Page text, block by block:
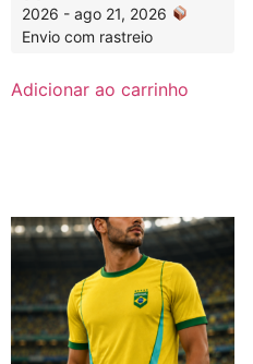
2026 - ago 21, 2026
Envio com rastreio
Adicionar ao carrinho